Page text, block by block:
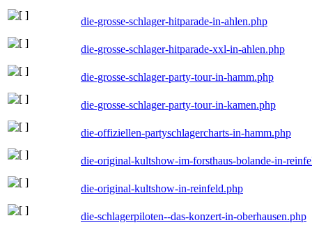
die-grosse-schlager-hitparade-in-ahlen.php
die-grosse-schlager-hitparade-xxl-in-ahlen.php
die-grosse-schlager-party-tour-in-hamm.php
die-grosse-schlager-party-tour-in-kamen.php
die-offiziellen-partyschlagercharts-in-hamm.php
die-original-kultshow-im-forsthaus-bolande-in-
die-original-kultshow-in-reinfeld.php
die-schlagerpiloten--das-konzert-in-oberhausen.php